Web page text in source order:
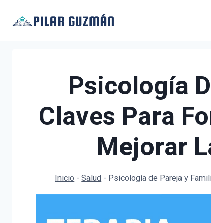
Psicología
Claves Para
Mejorar
Inicio -Salud - Psicología de Pareja y